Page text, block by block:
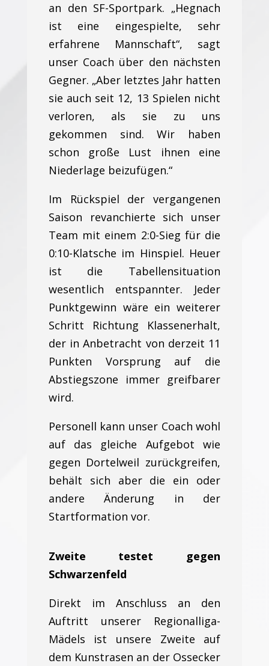
an den SF-Sportpark. „Hegnach
ist eine eingespielte, sehr
erfahrene Mannschaft“, sagt
unser Coach über den nächsten
Gegner. „Aber letztes Jahr hatten
sie auch seit 12, 13 Spielen nicht
verloren, als sie zu uns
gekommen sind. Wir haben
schon große Lust ihnen eine
Niederlage beizufügen.“
Im Rückspiel der vergangenen
Saison revanchierte sich unser
Team mit einem 2:0-Sieg für die
0:10-Klatsche im Hinspiel. Heuer
ist die Tabellensituation
wesentlich entspannter. Jeder
Punktgewinn wäre ein weiterer
Schritt Richtung Klassenerhalt,
der in Anbetracht von derzeit 11
Punkten Vorsprung auf die
Abstiegszone immer greifbarer
wird.
Personell kann unser Coach wohl
auf das gleiche Aufgebot wie
gegen Dortelweil zurückgreifen,
behält sich aber die ein oder
andere Änderung in der
Startformation vor.
Zweite testet gegen
Schwarzenfeld
Direkt im Anschluss an den
Auftritt unserer Regionalliga-
Mädels ist unsere Zweite auf
dem Kunstrasen an der Ossecker